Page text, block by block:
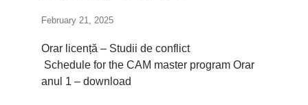
February 21, 2025
Orar licență – Studii de conflict
Schedule for the CAM master program Orar
anul 1 – download